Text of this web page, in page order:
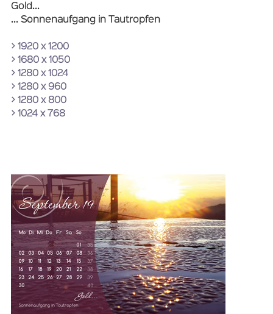
Gold...
... Sonnenaufgang in Tautropfen
> 1920 x 1200
> 1680 x 1050
> 1280 x 1024
> 1280 x 960
> 1280 x 800
> 1024 x 768